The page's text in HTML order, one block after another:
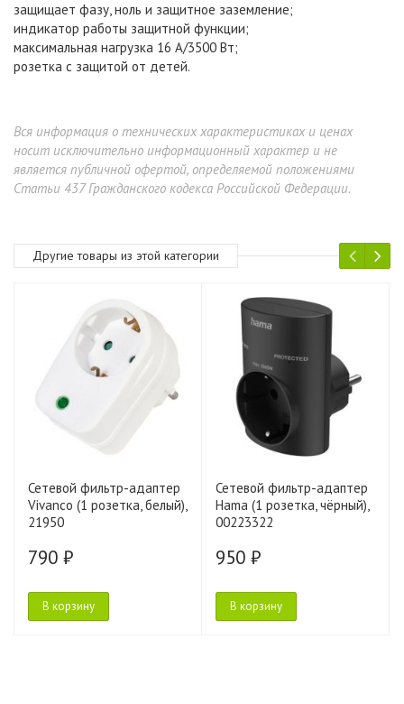
защищает фазу, ноль и защитное заземление;
индикатор работы защитной функции;
максимальная нагрузка 16 А/3500 Вт;
розетка с защитой от детей.
Вся информация о технических характеристиках и ценах
носит исключительно информационный характер и не
является публичной офертой, определяемой положениями
Статьи 437 Гражданского кодекса Российской Федерации.
Другие товары из этой категории
Сетевой фильтр-адаптер
Vivanco (1 розетка, белый),
21950
790 ₽
В корзину
Сетевой фильтр-адаптер
Hama (1 розетка, чёрный),
00223322
950 ₽
В корзину